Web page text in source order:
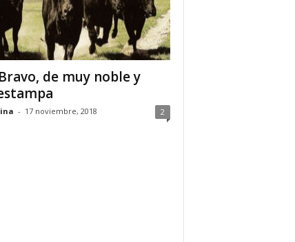
de muy noble y
- 17 noviembre, 2018 2